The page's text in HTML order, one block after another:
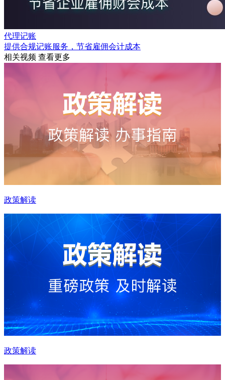
代理记账
提供合规记账服务，节省雇佣会计成本
相关视频 查看更多
政策解读
政策解读